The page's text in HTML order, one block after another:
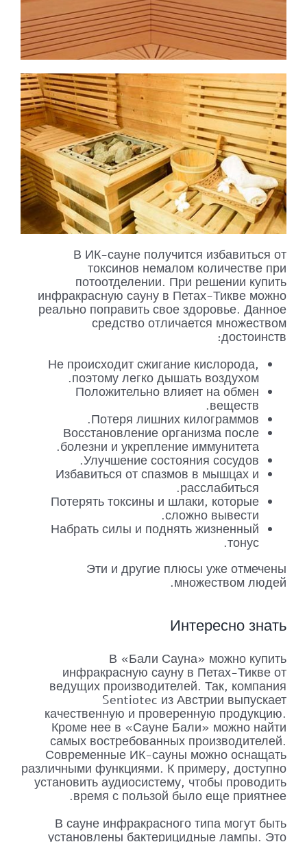
В ИК-сауне получится избавиться от
токсинов немалом количестве при
потоотделении. При решении купить
инфракрасную сауну в Петах-Тикве можно
реально поправить свое здоровье. Данное
средство отличается множеством
достоинств:
Не происходит сжигание кислорода,
поэтому легко дышать воздухом.
Положительно влияет на обмен
веществ.
Потеря лишних килограммов.
Восстановление организма после
болезни и укрепление иммунитета.
Улучшение состояния сосудов.
Избавиться от спазмов в мышцах и
расслабиться.
Потерять токсины и шлаки, которые
сложно вывести.
Набрать силы и поднять жизненный
тонус.
Эти и другие плюсы уже отмечены
множеством людей.
Интересно знать
В «Бали Сауна» можно купить
инфракрасную сауну в Петах-Тикве от
ведущих производителей. Так, компания
Sentiotec из Австрии выпускает
качественную и проверенную продукцию.
Кроме нее в «Сауне Бали» можно найти
самых востребованных производителей.
Современные ИК-сауны можно оснащать
различными функциями. К примеру, доступно
установить аудиосистему, чтобы проводить
время с пользой было еще приятнее.
В сауне инфракрасного типа могут быть
установлены бактерицидные лампы. Это